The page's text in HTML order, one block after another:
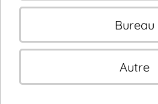
Bureau
Autre